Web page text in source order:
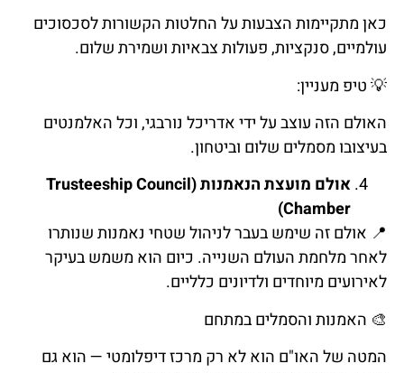
כאן מתקיימות הצבעות על החלטות הקשורות לסכסוכים
עולמיים, סנקציות, פעולות צבאיות ושמירת שלום.
💡טיפ מעניין:
האולם הזה עוצב על ידי אדריכל נורבגי, וכל האלמנטים
בעיצובו מסמלים שלום וביטחון.
אולם מועצת הנאמנות (Trusteeship Council
Chamber)
📍 אולםזה שימשבעברלניהולשטחי נאמנותשנותרו
לאחרמלחמתהעולם השנייה. כיום הוא משמשבעיקר
לאירועים מיוחדים ולדיונים כלליים.
🎨 האמנותוהסמליםבמתחם
המטה של האו"ם הוא לא רק מרכז דיפלומטי — הוא גם